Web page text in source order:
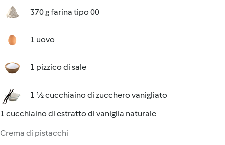
370 g farina tipo 00
1 uovo
1 pizzico di sale
1 ½ cucchiaino di zucchero vanigliato
1 cucchiaino di estratto di vaniglia naturale
Crema di pistacchi